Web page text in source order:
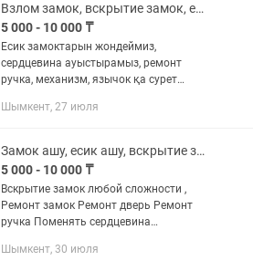
Взлом замок, вскрытие замок, есик ашу, замок ашу, есик ашу, ремонт двер
5 000 - 10 000 ₸
Есик замоктарын жондеймиз,
сердцевина ауыстырамыз, ремонт
ручка, механизм, язычок қа сурет
жасаймыз
Шымкент, 27 июля
Замок ашу, есик ашу, вскрытие замок, взлом замок, открыть двер, ремонт двер
5 000 - 10 000 ₸
Вскрытие замок любой сложности ,
Ремонт замок Ремонт дверь Ремонт
ручка Поменять сердцевина
Шымкент, 30 июля